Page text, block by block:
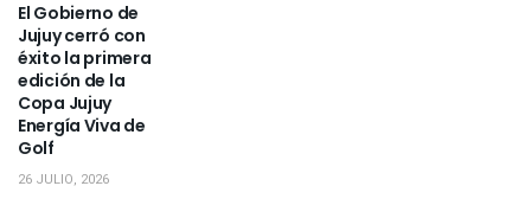
El Gobierno de
Jujuy cerró con
éxito la primera
edición de la
Copa Jujuy
Energía Viva de
Golf
26 JULIO, 2026